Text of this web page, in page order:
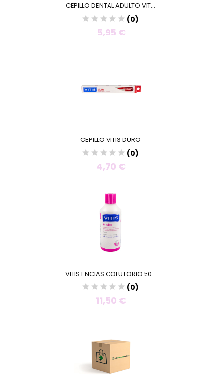
CEPILLO DENTAL ADULTO VIT...
(0)
5,95 €
CEPILLO VITIS DURO
(0)
4,70 €
VITIS ENCIAS COLUTORIO 50...
(0)
11,50 €